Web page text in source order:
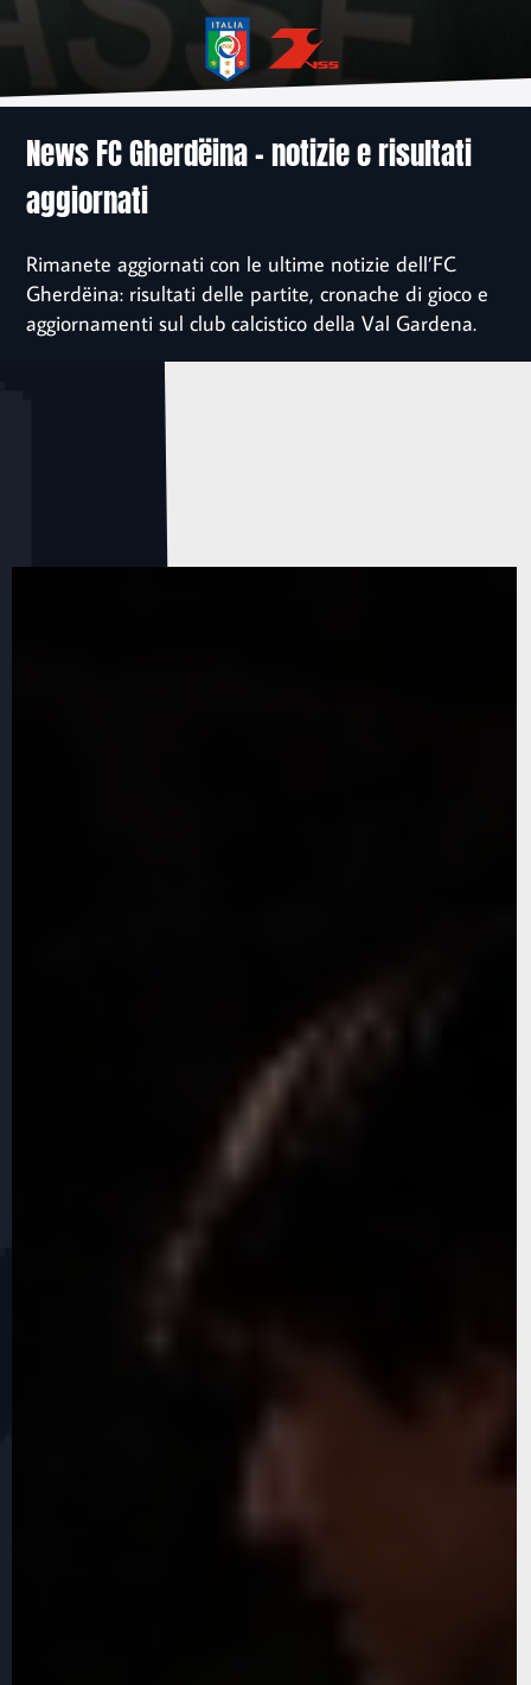
Associazione
Sponsor
Iscrizione
News FC Gherdëina – notizie e risultati
aggiornati
Rimanete aggiornati con le ultime notizie dell’FC
Gherdëina: risultati delle partite, cronache di gioco e
aggiornamenti sul club calcistico della Val Gardena.